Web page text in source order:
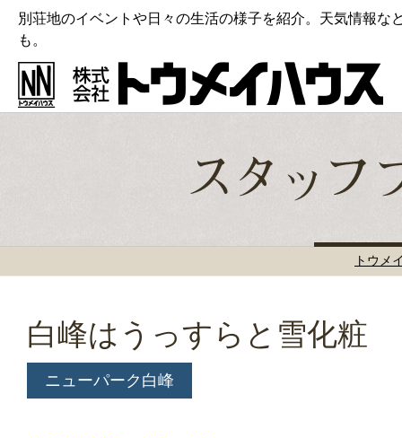
別荘地のイベントや日々の生活の様子を紹介。天気情報な
も。
トウメ
白峰はうっすらと雪化粧
ニューパーク白峰